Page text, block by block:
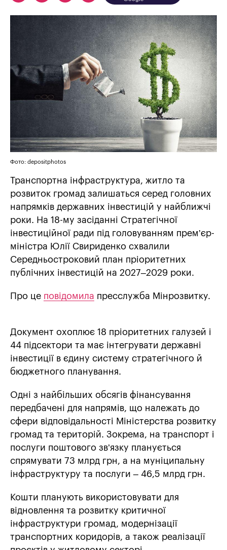
Фото: depositphotos
Транспортна інфраструктура, житло та
розвиток громад залишаться серед головних
напрямків державних інвестицій у найближчі
роки. На 18-му засіданні Стратегічної
інвестиційної ради під головуванням прем’єр-
міністра Юлії Свириденко схвалили
Середньостроковий план пріоритетних
публічних інвестицій на 2027–2029 роки.
Про це повідомила пресслужба Мінрозвитку.
Документ охоплює 18 пріоритетних галузей і
44 підсектори та має інтегрувати державні
інвестиції в єдину систему стратегічного й
бюджетного планування.
Одні з найбільших обсягів фінансування
передбачені для напрямів, що належать до
сфери відповідальності Міністерства розвитку
громад та територій. Зокрема, на транспорт і
послуги поштового зв’язку планується
спрямувати 73 млрд грн, а на муніципальну
інфраструктуру та послуги – 46,5 млрд грн.
Кошти планують використовувати для
відновлення та розвитку критичної
інфраструктури громад, модернізації
транспортних коридорів, а також реалізації